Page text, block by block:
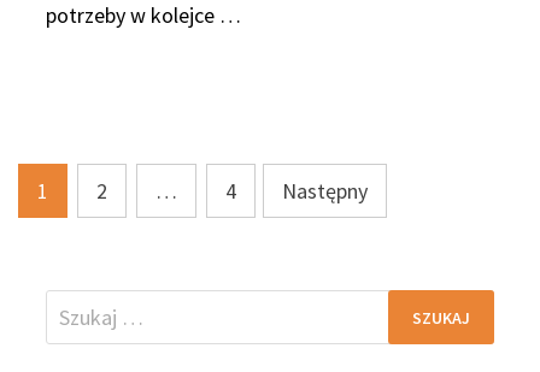
potrzeby w kolejce …
Stronicowanie
wpisów
1 2 … 4 Następny
Szukaj: